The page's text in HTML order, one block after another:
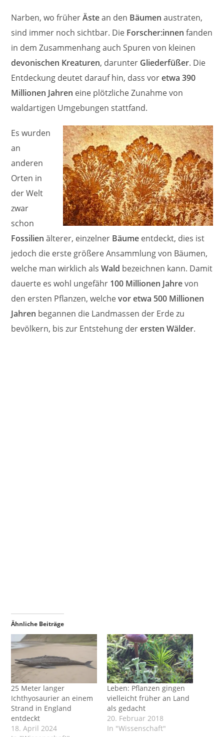
Narben, wo früherÄstean den Bäumen austraten,
sind immer noch sichtbar. Die Forscher:innen fanden
in dem Zusammenhang auch Spuren von kleinen
devonischen Kreaturen, darunter Gliederfüßer. Die
Entdeckung deutet darauf hin, dass voretwa 390
Millionen Jahren eine plötzliche Zunahme von
waldartigen Umgebungen stattfand.
Es wurden
an
anderen
Orten in
der Welt
zwar
schon
Fossilien älterer, einzelner Bäume entdeckt, dies ist
jedoch die erste größere Ansammlung von Bäumen,
welche man wirklich alsWald bezeichnen kann. Damit
dauerte es wohl ungefähr 100 Millionen Jahrevon
den ersten Pflanzen, welchevor etwa 500 Millionen
Jahren begannen die Landmassen der Erde zu
bevölkern, bis zur Entstehung derersten Wälder.
Ähnliche Beiträge
25 Meter langer
Ichthyosaurier an einem
Strand in England
entdeckt
18. April 2024
Leben: Pflanzen gingen
vielleicht früher an Land
als gedacht
20. Februar 2018
In "Wissenschaft"